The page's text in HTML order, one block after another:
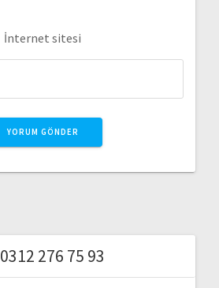
İnternet sitesi
0312 276 75 93